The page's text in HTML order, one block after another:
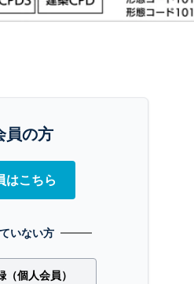
員の方
はこちら
いない方
個人会員）